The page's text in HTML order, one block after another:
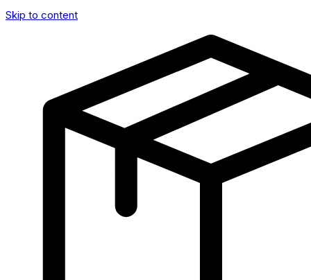
Skip to content